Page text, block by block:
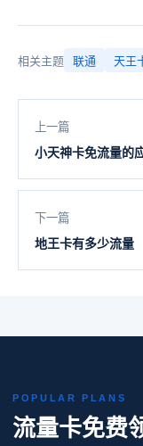
相关主题 联通 天王
上一篇
小天神卡免流量的
下一篇
地王卡有多少流量
POPULAR PLANS
流量卡免费